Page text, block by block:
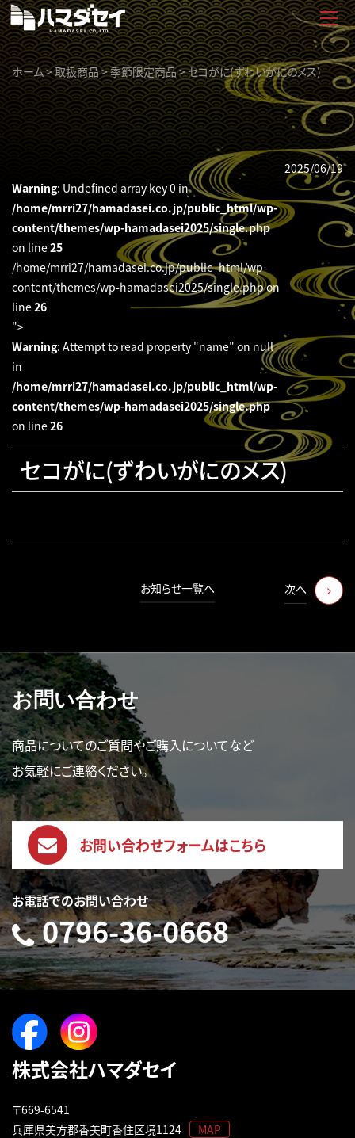
ホーム>取扱商品>季節限定商品>セコがに(ずわいがにのメス)
Warning: Undefined array key 0 in
/home/mrri27/hamadasei.co.jp/public_html/wp-
content/themes/wp-hamadasei2025/single.php
on line25
/home/mrri27/hamadasei.co.jp/public_html/wp-
content/themes/wp-hamadasei2025/single.php on
line26
">
Warning: Attempt to read property "name" on null
in
/home/mrri27/hamadasei.co.jp/public_html/wp-
content/themes/wp-hamadasei2025/single.php
on line26
2025/06/19
セコがに(ずわいがにのメス)
次へ
お知らせ一覧へ
お問い合わせ
商品についてのご質問やご購入についてなど
お気軽にご連絡ください。
お問い合わせフォームはこちら
お電話でのお問い合わせ
0796-36-0668
株式会社ハマダセイ
〒669-6541
兵庫県美方郡香美町香住区境1124
MAP